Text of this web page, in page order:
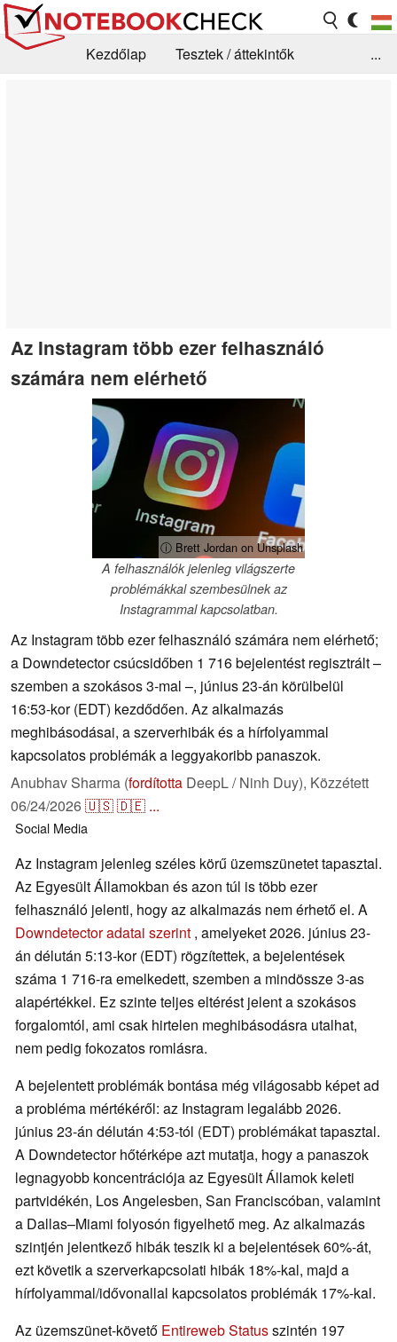
Kezdőlap
Tesztek / áttekintők
...
Az Instagram több ezer felhasználó
számára nem elérhető
ⓘ Brett Jordan on Unsplash
A felhasználók jelenleg világszerte
problémákkal szembesülnek az
Instagrammal kapcsolatban.
Az Instagram több ezer felhasználó számára nem elérhető;
a Downdetector csúcsidőben 1 716 bejelentést regisztrált –
szemben a szokásos 3-mal –, június 23-án körülbelül
16:53-kor (EDT) kezdődően. Az alkalmazás
meghibásodásai, a szerverhibák és a hírfolyammal
kapcsolatos problémák a leggyakoribb panaszok.
Anubhav Sharma (fordította DeepL / Ninh Duy), Közzétett
06/24/2026🇺🇸🇩🇪 ...
Social Media
Az Instagram jelenleg széles körű üzemszünetet tapasztal.
Az Egyesült Államokban és azon túl is több ezer
felhasználó jelenti, hogy az alkalmazás nem érhető el. A
Downdetector adatai szerint , amelyeket 2026. június 23-
án délután 5:13-kor (EDT) rögzítettek, a bejelentések
száma 1 716-ra emelkedett, szemben a mindössze 3-as
alapértékkel. Ez szinte teljes eltérést jelent a szokásos
forgalomtól, ami csak hirtelen meghibásodásra utalhat,
nem pedig fokozatos romlásra.
A bejelentett problémák bontása még világosabb képet ad
a probléma mértékéről: az Instagram legalább 2026.
június 23-án délután 4:53-tól (EDT) problémákat tapasztal.
A Downdetector hőtérképe azt mutatja, hogy a panaszok
legnagyobb koncentrációja az Egyesült Államok keleti
partvidékén, Los Angelesben, San Franciscóban, valamint
a Dallas–Miami folyosón figyelhető meg. Az alkalmazás
szintjén jelentkező hibák teszik ki a bejelentések 60%-át,
ezt követik a szerverkapcsolati hibák 18%-kal, majd a
hírfolyammal/idővonallal kapcsolatos problémák 17%-kal.
Az üzemszünet-követő Entireweb Statusszintén 197